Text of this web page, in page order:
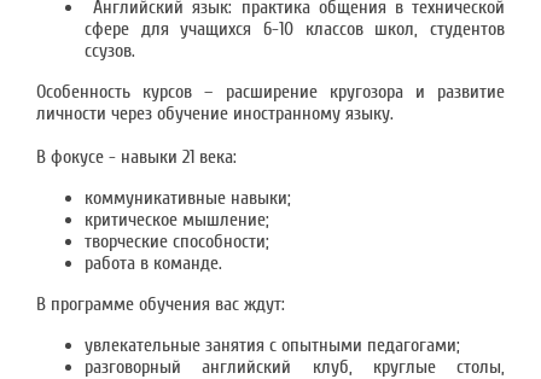
Английский язык: практика общения в технической
сфере для учащихся 6-10 классов школ, студентов
ссузов.
Особенность курсов – расширение кругозора и развитие
личности через обучение иностранному языку.
В фокусе - навыки 21 века:
коммуникативные навыки;
критическое мышление;
творческие способности;
работа в команде.
В программе обучения вас ждут:
увлекательные занятия с опытными педагогами;
разговорный английский клуб, круглые столы,